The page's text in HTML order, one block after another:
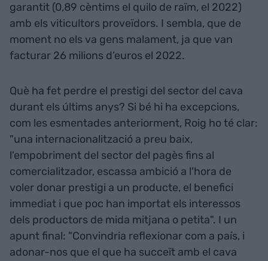
garantit (0,89 cèntims el quilo de raïm, el 2022)
amb els viticultors proveïdors. I sembla, que de
moment no els va gens malament, ja que van
facturar 26 milions d’euros el 2022.
Què ha fet perdre el prestigi del sector del cava
durant els últims anys? Si bé hi ha excepcions,
com les esmentades anteriorment, Roig ho té clar:
"una internacionalització a preu baix,
l'empobriment del sector del pagès fins al
comercialitzador, escassa ambició a l'hora de
voler donar prestigi a un producte, el benefici
immediat i que poc han importat els interessos
dels productors de mida mitjana o petita". I un
apunt final: "Convindria reflexionar com a país, i
adonar-nos que el que ha succeït amb el cava